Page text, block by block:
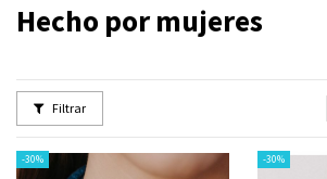
Hecho por mujeres
Filtrar
-30% -30%